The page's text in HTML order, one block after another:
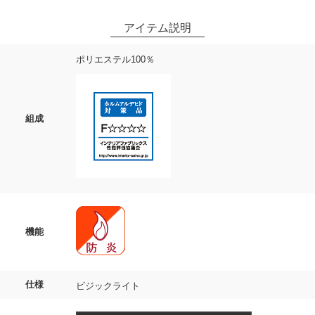
組成
ポリエステル100％
機能
仕様 ビジックライト